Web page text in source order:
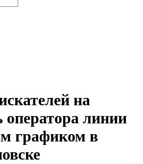
на
оператора линии
графиком в